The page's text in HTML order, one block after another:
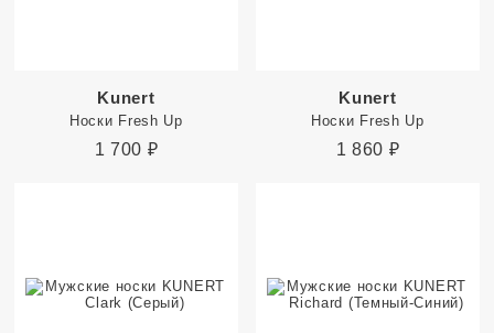
Kunert
Носки Fresh Up
1 700 ₽
Kunert
Носки Fresh Up
1 860 ₽